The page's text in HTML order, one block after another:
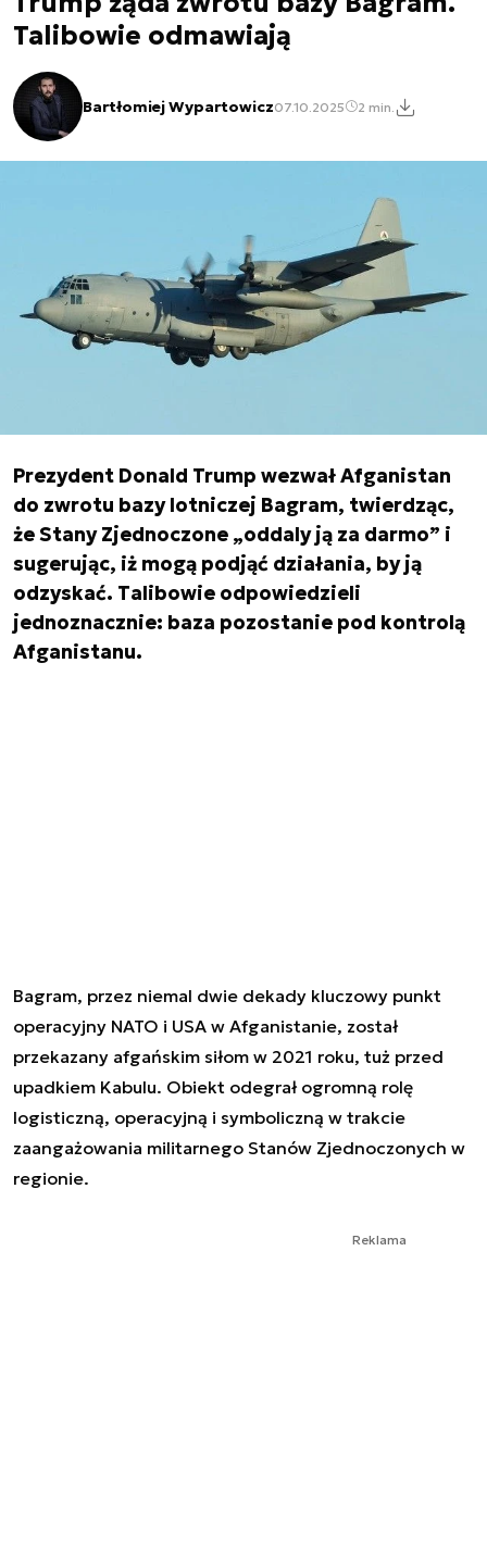
Talibowie odmawiają
Bartłomiej Wypartowicz07.10.2025 2 min.
Prezydent Donald Trump wezwał Afganistan
do zwrotu bazy lotniczej Bagram, twierdząc,
że Stany Zjednoczone „oddaly ją za darmo” i
sugerując, iż mogą podjąć działania, by ją
odzyskać. Talibowie odpowiedzieli
jednoznacznie: baza pozostanie pod kontrolą
Afganistanu.
Bagram, przez niemal dwie dekady kluczowy punkt
operacyjny NATO i USA w Afganistanie, został
przekazany afgańskim siłom w 2021 roku, tuż przed
upadkiem Kabulu. Obiekt odegrał ogromną rolę
logisticzną, operacyjną i symboliczną w trakcie
zaangażowania militarnego Stanów Zjednoczonych w
regionie.
Reklama